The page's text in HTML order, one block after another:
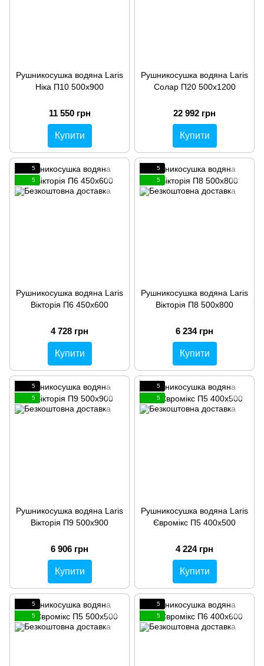
Рушникосушка водяна Laris
Ніка П10 500х900
11 550 грн
Купити
Рушникосушка водяна Laris
Солар П20 500х1200
22 992 грн
Купити
5
5
Рушникосушка водяна Laris
Вікторія П6 450х600
4 728 грн
Купити
5
5
Рушникосушка водяна Laris
Вікторія П8 500х800
6 234 грн
Купити
5
5
Рушникосушка водяна Laris
Вікторія П9 500х900
6 906 грн
Купити
5
5
Рушникосушка водяна Laris
Євромікс П5 400х500
4 224 грн
Купити
5
5
5
5